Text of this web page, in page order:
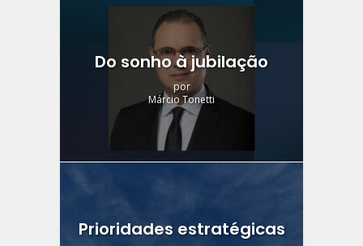
Do sonho à jubilação
por
Márcio Tonetti
Prioridades estratégicas